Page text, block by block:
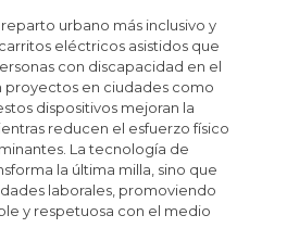
urbano más inclusivo y
eléctricos asistidos que
con discapacidad en el
proyectos en ciudades como
dispositivos mejoran la
reducen el esfuerzo físico
La tecnología de
la última milla, sino que
laborales, promoviendo
y respetuosa con el medio